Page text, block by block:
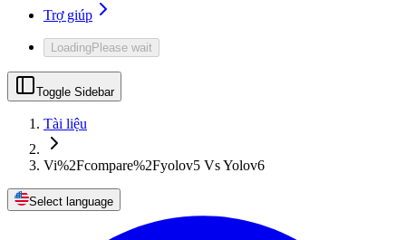
Trợ giúp
LoadingPlease wait
Toggle Sidebar
Tài liệu
Vi%2Fcompare%2Fyolov5 Vs Yolov6
Select language